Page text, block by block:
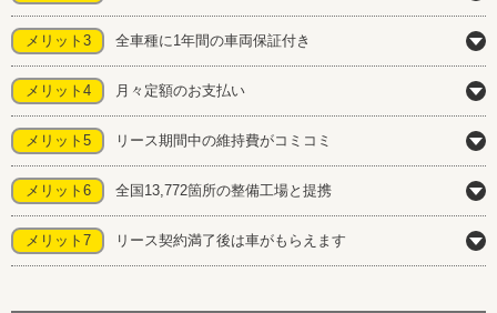
メリット3 全車種に1年間の車両保証付き
メリット4 月々定額のお支払い
メリット5 リース期間中の維持費がコミコミ
メリット6 全国13,772箇所の整備工場と提携
メリット7 リース契約満了後は車がもらえます